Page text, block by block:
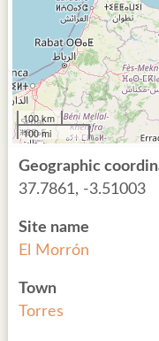
100 km
100 mi
Geographic
37.7861, -3.51003
Site name
El Morrón
Town
Torres